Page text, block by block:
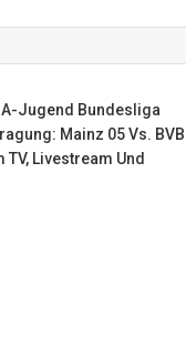
Jugend Bundesliga
Mainz 05 Vs. BVB
TV, Livestream Und